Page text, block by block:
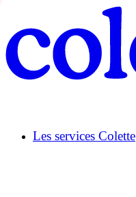
Les services Colette